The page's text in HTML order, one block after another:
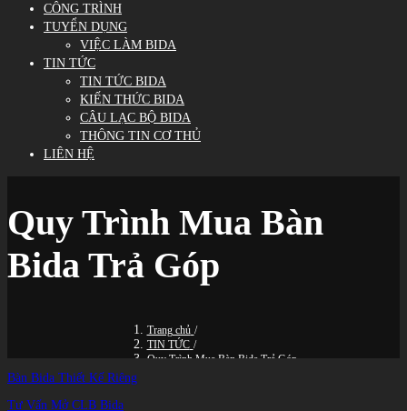
CÔNG TRÌNH
TUYỂN DỤNG
VIỆC LÀM BIDA
TIN TỨC
TIN TỨC BIDA
KIẾN THỨC BIDA
CÂU LẠC BỘ BIDA
THÔNG TIN CƠ THỦ
LIÊN HỆ
Quy Trình Mua Bàn
Bida Trả Góp
Trang chủ /
TIN TỨC /
Quy Trình Mua Bàn Bida Trả Góp
Bàn Bida Thiết Kế Riêng
Tư Vấn Mở CLB Bida